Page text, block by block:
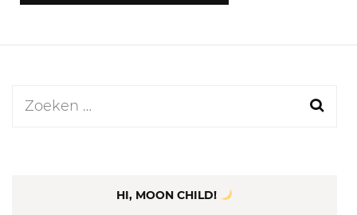
Zoeken
HI, MOON CHILD!